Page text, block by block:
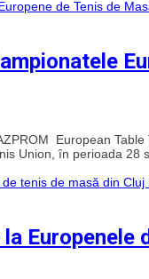
European
Union, în perioada 28
Europenele